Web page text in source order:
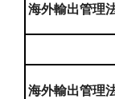
海外輸出管理
海外輸出管理